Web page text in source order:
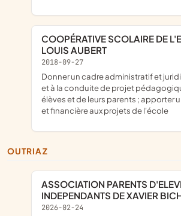
COOPÉRATIVE SCOLAIRE DE L'ECOLE JEAN-
LOUIS AUBERT
2018-09-27
donner un cadre administratif et juridique au montage
et à la conduite de projet
élèves et de leurs parents ; apporter
et financière aux projets de l'école
OUTRIAZ
ASSOCIATION PARENTS D'ELEVES
INDEPENDANTS DE XAVIER
2026-02-24